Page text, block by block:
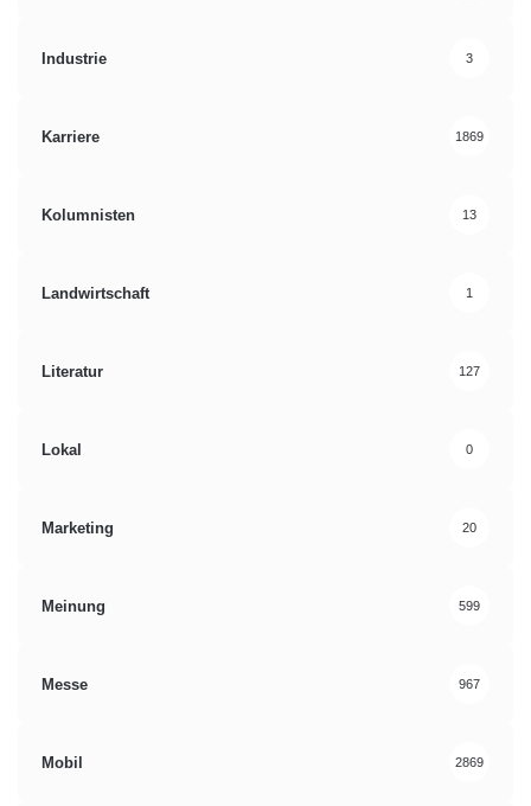
Industrie 3
Karriere 1869
Kolumnisten 13
Landwirtschaft 1
Literatur 127
Lokal 0
Marketing 20
Meinung 599
Messe 967
Mobil 2869